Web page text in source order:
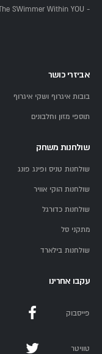
- The SWimmer Within YOU
אביזרי כושר
בובות איגרוף ושקי איגרוף
תוספי מזון וחלבונים
שולחנות משחק
שולחנות טניס ופינג פונג
שולחנות הוקי אוויר
שולחנות כדורגל
מתקני סל
שולחנות בילארד
עקבו אחרינו
פייסבוק
טוויטר